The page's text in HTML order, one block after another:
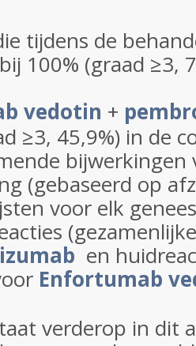
tijdens de
100% (graad ≥3,
vedotin +
≥3, 45,9%) in de
bijwerkingen
(gebaseerd op
voor elk
en
Enfortumab
verderop in dit